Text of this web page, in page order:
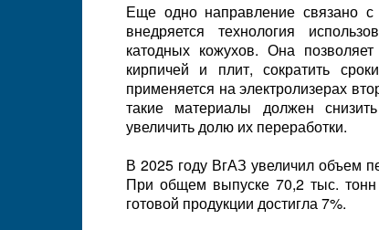
Еще одно направление связано
внедряется технология
катодных кожухов. Она
кирпичей и плит, сократить
применяется на электролизерах
такие материалы должен
увеличить долю их переработки.
В 2025 году ВгАЗ увеличил объем
При общем выпуске 70,2 тыс.
готовой продукции достигла 7%.